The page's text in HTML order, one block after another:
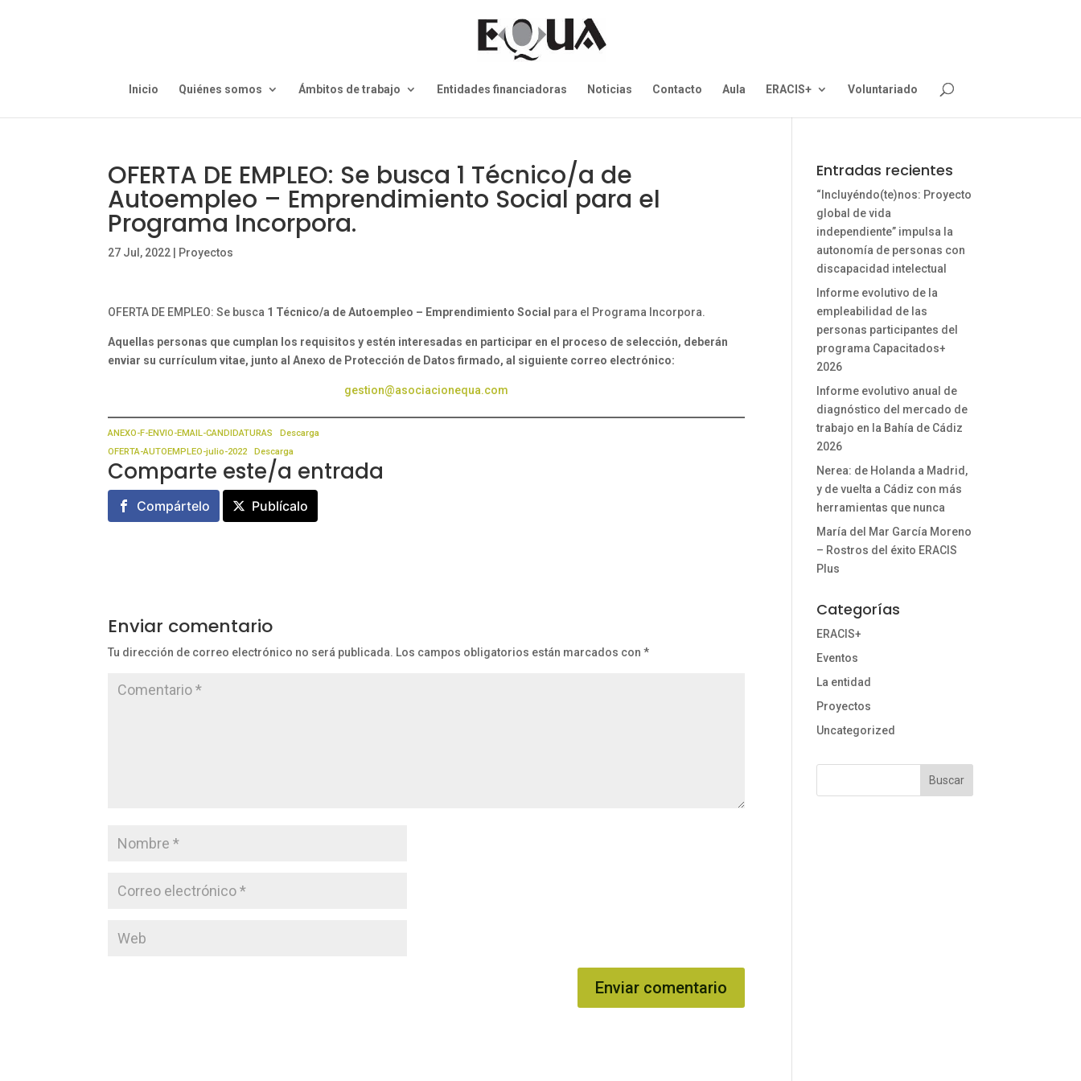
Inicio Quiénes somos Ámbitos de trabajo Entidades financiadoras Noticias Contacto Aula ERACIS+ Voluntariado
OFERTA DE EMPLEO: Se busca 1 Técnico/a de
Autoempleo – Emprendimiento Social para el
Programa Incorpora.
27 Jul, 2022 Proyectos
OFERTA DE EMPLEO: Se busca 1 Técnico/a de Autoempleo – Emprendimiento Social para el Programa Incorpora.
Aquellas personas que cumplan los requisitos y estén interesadas en participar en el proceso de selección, deberán
enviar su currículum vitae, junto al Anexo de Protección de Datos firmado, al siguiente correo electrónico:
gestion@asociacionequa.com
ANEXO-F-ENVIO-EMAIL-CANDIDATURAS
Descarga
OFERTA-AUTOEMPLEO-julio-2022
Descarga
Comparte este/a entrada
Compártelo Publícalo
Enviar comentario
Tu dirección de correo electrónico no será publicada. Los campos obligatorios están marcados con*
Entradas recientes
“Incluyéndo(te)nos: Proyecto
global de vida
independiente” impulsa la
autonomía de personas con
discapacidad intelectual
Informe evolutivo de la
empleabilidad de las
personas participantes del
programa Capacitados+
2026
Informe evolutivo anual de
diagnóstico del mercado de
trabajo en la Bahía de Cádiz
2026
Nerea: de Holanda a Madrid,
y de vuelta a Cádiz con más
herramientas que nunca
María del Mar García Moreno
– Rostros del éxito ERACIS
Plus
Categorías
ERACIS+
Eventos
La entidad
Proyectos
Uncategorized